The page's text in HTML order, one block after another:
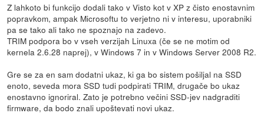
Z lahkoto bi funkcijo dodali tako v Visto kot v XP z čisto enostavnim
popravkom, ampak Microsoftu to verjetno ni v interesu, uporabniki
pa se tako ali tako ne spoznajo na zadevo.
TRIM podpora bo v vseh verzijah Linuxa (če se ne motim od
kernela 2.6.28 naprej), v Windows 7 in v Windows Server 2008 R2.
Gre se za en sam dodatni ukaz, ki ga bo sistem pošiljal na SSD
enoto, seveda mora SSD tudi podpirati TRIM, drugače bo ukaz
enostavno ignoriral. Zato je potrebno večini SSD-jev nadgraditi
firmware, da bodo znali upoštevati novi ukaz.